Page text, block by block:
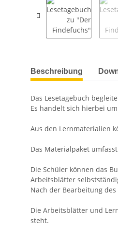
weitere Registerkarten
Beschreibung
Das Lesetagebuch
Es handelt sich hierbei
Aus den Lernmaterialien
Das Materialpaket
Die Schüler können das
Arbeitsblätter
Nach der Bearbeitung
Die Arbeitsblätter und
steht.